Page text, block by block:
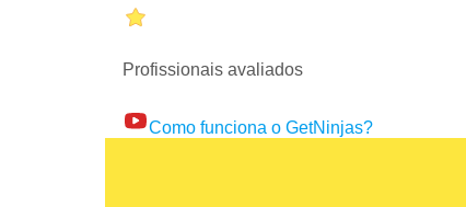
Profissionais avaliados
Como funciona o GetNinjas?